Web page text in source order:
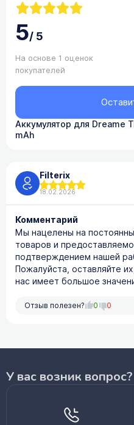
5/5
На основе 1 оценок
покупателей
Аккумулятор для Dreame
mAh
Filterix
18.02.2026
Комментарий
Мы нацелены на
товаров и
подтверждением нашей
Пожалуйста, оставляйте
нас имеет большое
Отзыв полезен? 0 0
У вас возник вопрос?